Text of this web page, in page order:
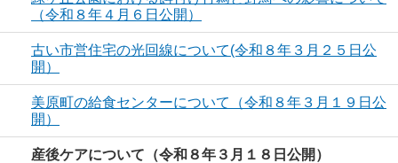
（令和８年４月６日公開）
古い市営住宅の光回線について(令和８年３月２５日公
開）
美原町の給食センターについて（令和８年３月１９日公
開）
産後ケアについて（令和８年３月１８日公開）